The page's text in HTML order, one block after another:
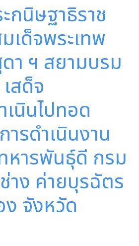
กนิษฐาธิราช
เด็จพระเทพ
า ฯ สยามบรม
สด็จ
เนินไปทอด
ารดำเนินงาน
หารพันธุ์ดี กรม
าง ค่ายบุรฉัตร
ง จังหวัด